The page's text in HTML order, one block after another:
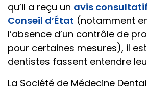
qu’il a reçu un avis
Conseil d’État (notamment
l’absence d’un contrôle de
pour certaines mesures), il
dentistes fassent entendre
La Société de Médecine